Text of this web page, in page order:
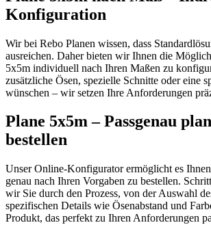
Konfiguration
Wir bei Rebo Planen wissen, dass
ausreichen. Daher bieten wir Ihnen die
5x5m individuell nach Ihren Maßen zu
zusätzliche Ösen, spezielle Schnitte oder eine
wünschen – wir setzen Ihre Anforderungen
Plane 5x5m – Passgenau
bestellen
Unser Online-Konfigurator ermöglicht es
genau nach Ihren Vorgaben zu bestellen.
wir Sie durch den Prozess, von der Auswahl
spezifischen Details wie Ösenabstand und
Produkt, das perfekt zu Ihren Anforderungen